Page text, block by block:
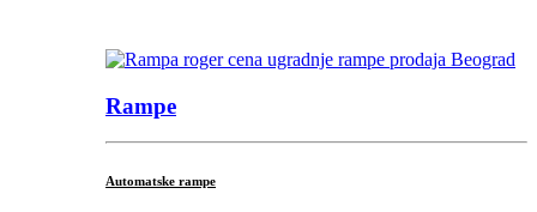
Rampe
Automatske rampe